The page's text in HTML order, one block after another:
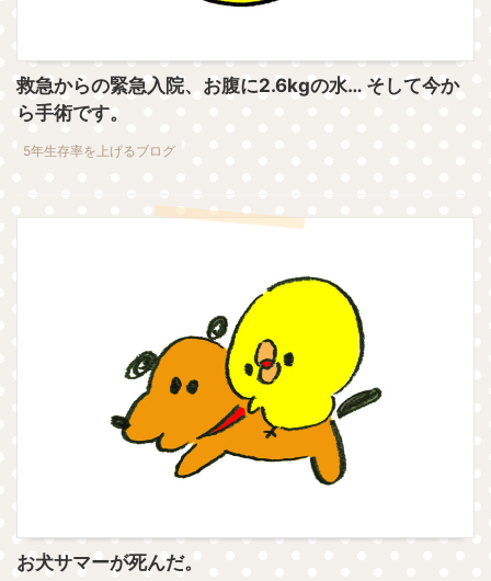
救急からの緊急入院、お腹に2.6kgの水… そして今か
ら手術です。
5年生存率を上げるブログ
お犬サマーが死んだ。